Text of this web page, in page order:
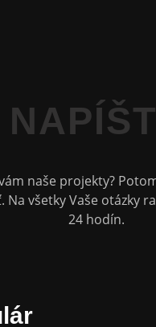
naše projekty?
Na všetky Vaše otázky
24 hodín.